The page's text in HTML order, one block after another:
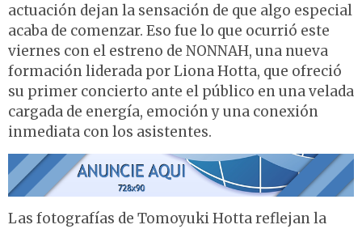
actuación dejan la sensación de que algo especial
acaba de comenzar. Eso fue lo que ocurrió este
viernes con el estreno de NONNAH, una nueva
formación liderada por Liona Hotta, que ofreció
su primer concierto ante el público en una velada
cargada de energía, emoción y una conexión
inmediata con los asistentes.
Las fotografías de Tomoyuki Hotta reflejan la